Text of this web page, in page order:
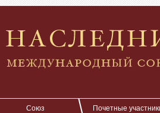
Союз Почетные